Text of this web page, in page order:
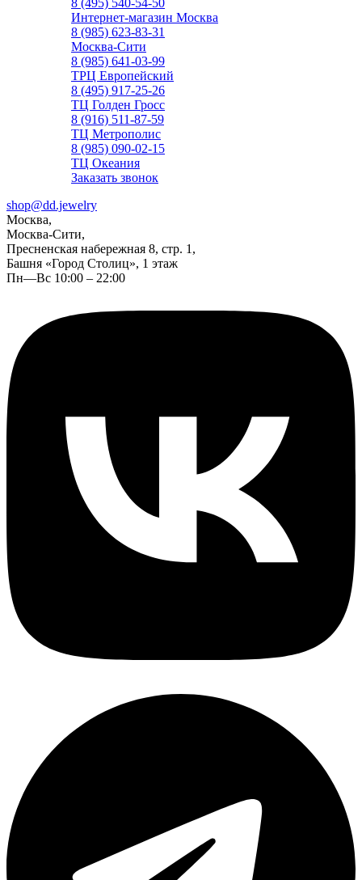
8 (495) 540-54-50
Интернет-магазин Москва
8 (985) 623-83-31
Москва-Сити
8 (985) 641-03-99
ТРЦ Европейский
8 (495) 917-25-26
ТЦ Голден Гросс
8 (916) 511-87-59
ТЦ Метрополис
8 (985) 090-02-15
ТЦ Океания
Заказать звонок
shop@dd.jewelry
Москва,
Москва-Сити,
Пресненская набережная 8, стр. 1,
Башня «Город Столиц», 1 этаж
Пн—Вс 10:00 – 22:00